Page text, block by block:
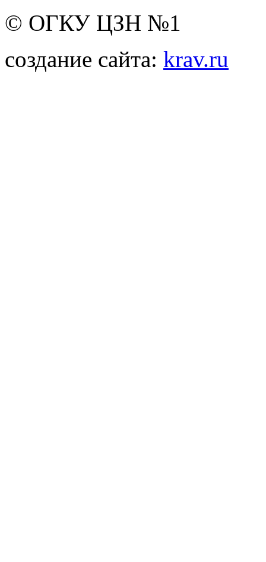
© ОГКУ ЦЗН №1
создание сайта: krav.ru